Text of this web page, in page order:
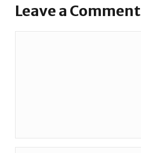
Leave a Comment